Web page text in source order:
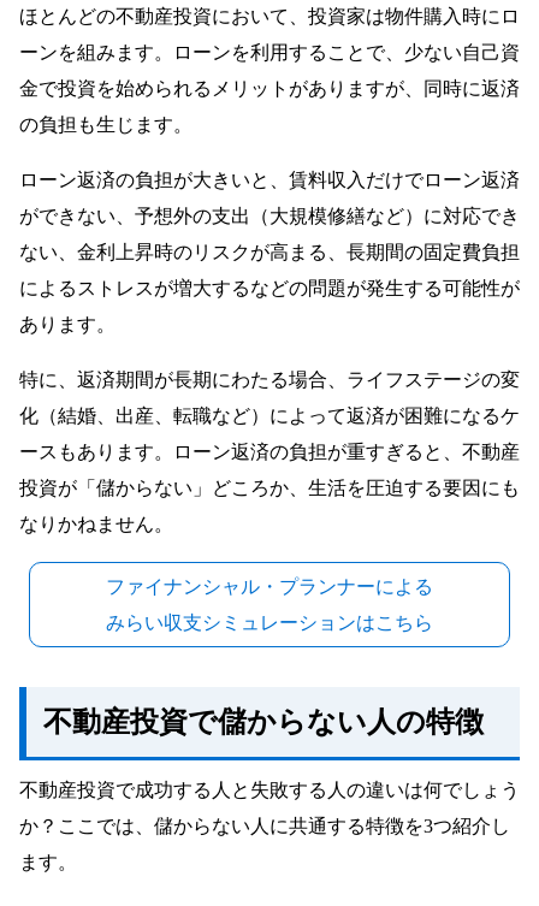
ほとんどの不動産投資において、投資家は物件購入時にロ
ーンを組みます。ローンを利用することで、少ない自己資
金で投資を始められるメリットがありますが、同時に返済
の負担も生じます。
ローン返済の負担が大きいと、賃料収入だけでローン返済
ができない、予想外の支出（大規模修繕など）に対応でき
ない、金利上昇時のリスクが高まる、長期間の固定費負担
によるストレスが増大するなどの問題が発生する可能性が
あります。
特に、返済期間が長期にわたる場合、ライフステージの変
化（結婚、出産、転職など）によって返済が困難になるケ
ースもあります。ローン返済の負担が重すぎると、不動産
投資が「儲からない」どころか、生活を圧迫する要因にも
なりかねません。
ファイナンシャル・プランナーによる
みらい収支シミュレーションはこちら
不動産投資で儲からない人の特徴
不動産投資で成功する人と失敗する人の違いは何でしょう
か？ここでは、儲からない人に共通する特徴を3つ紹介し
ます。